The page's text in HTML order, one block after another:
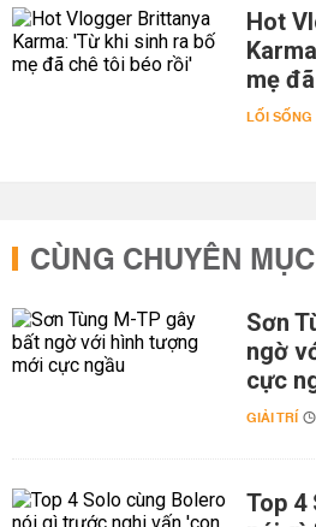
Hot
mẹ
LỐI SỐNG
CÙNG CHUYÊN MỤC
Sơn
ngờ
cực
GIẢI TRÍ
Top 4